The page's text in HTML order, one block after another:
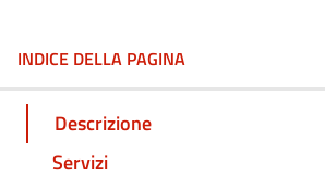
INDICE DELLA PAGINA
Descrizione
Servizi